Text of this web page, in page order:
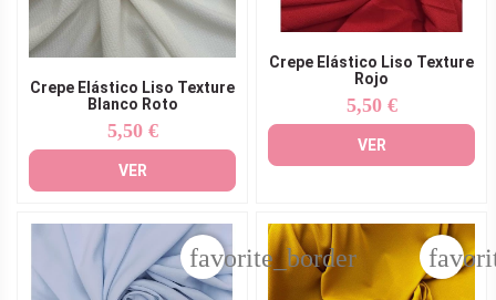
Crepe Elástico Liso Texture
Blanco Roto
Precio
5,50 €
VER
Crepe Elástico Liso Texture
Rojo
Precio
5,50 €
VER
favorite_border